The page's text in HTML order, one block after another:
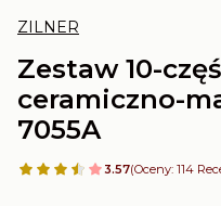
ZILNER
Zestaw 10-
ceramiczno-
7055A
3.57(Oceny: 114